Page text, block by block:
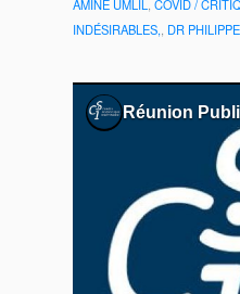
AMINE UMLIL COVID /
INDÉSIRABLES, DR